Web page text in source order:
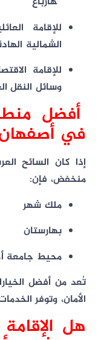
للإقامة
الشمالية
للإقامة
وسائل النقل
أفضل
في أصفهان
إذا كان السائح
منخفض، فإن:
ملك شهر
بهارستان
محيط جامعة
تُعد من أفضل
الأمان، وتوفر
هل